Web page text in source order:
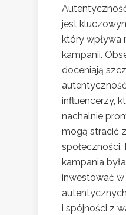
jest
który wpływa
kampanii.
doceniają
influencerzy,
nachalnie
mogą stracić
kampania
inwestować w
i spójności z